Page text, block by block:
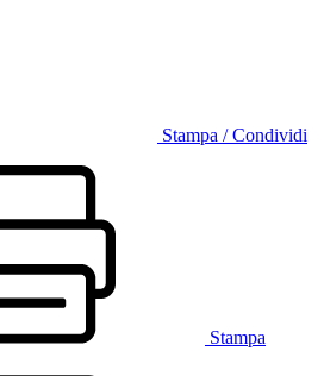
Stampa / Condividi
Stampa